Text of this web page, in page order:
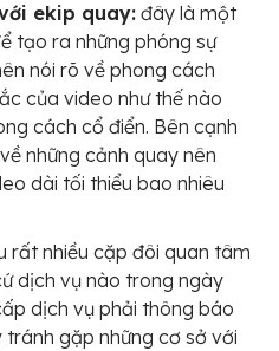
ekip quay: đây là một
tạo ra những phóng sự
nói rõ về phong cách
của video như thế nào
cách cổ điển. Bên cạnh
những cảnh quay nên
dài tối thiểu bao nhiêu
rất nhiều cặp đôi quan tâm
dịch vụ nào trong ngày
dịch vụ phải thông báo
gặp những cơ sở với